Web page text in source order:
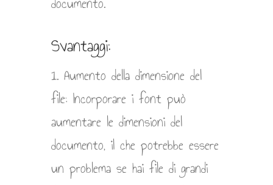
Svantaggi:
1. Aumento della dimensione del
file: Incorporare i font può
aumentare le dimensioni del
documento, il che potrebbe essere
un problema se hai file di grandi